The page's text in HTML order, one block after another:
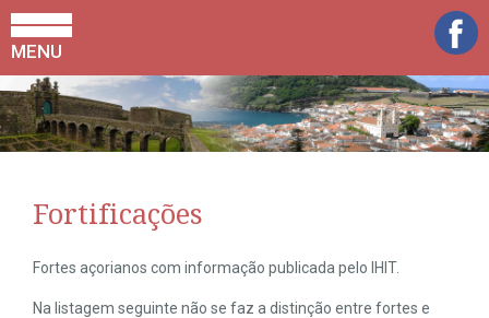
MENU
Fortificações
Fortes açorianos com informação publicada pelo IHIT.
Na listagem seguinte não se faz a distinção entre fortes e